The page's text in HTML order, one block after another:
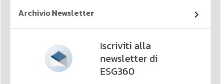
Archivio Newsletter
Iscriviti alla
newsletter di
ESG360